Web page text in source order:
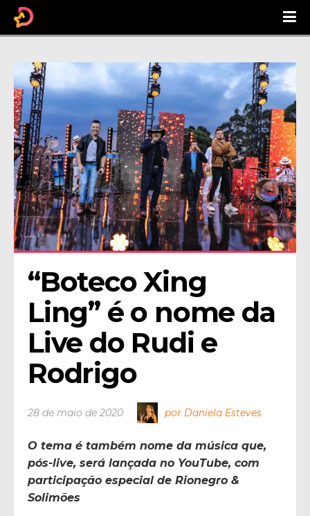
“Boteco Xing
Ling” é o nome da
Live do Rudi e
Rodrigo
28 de maio de 2020 por Daniela Esteves
O tema é também nome da música que,
pós-live, será lançada no YouTube, com
participação especial de Rionegro &
Solimões